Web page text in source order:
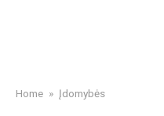
Home » Įdomybės